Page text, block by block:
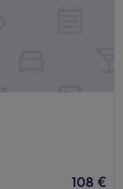
Der
108 €